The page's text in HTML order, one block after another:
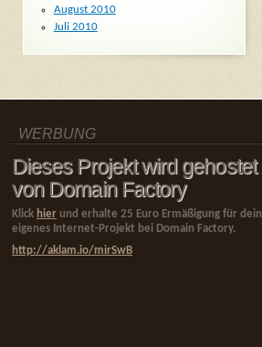
August 2010
Juli 2010
WERBUNG
Dieses Projekt wird gehostet
von Domain Factory
Klick hier und erhalte 25 Euro Ermäßigung für dein
eigenes Internet-Projekt bei Domain Factory.
http://aklam.io/mirSwB